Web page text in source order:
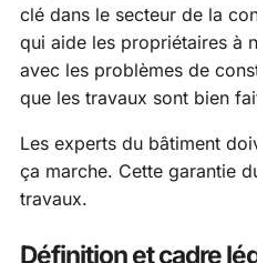
clé dans le secteur de la
qui aide les propriétaires à
avec les problèmes de
que les travaux sont bien
Les experts du bâtiment
ça marche. Cette garantie
travaux.
Définition et cadre